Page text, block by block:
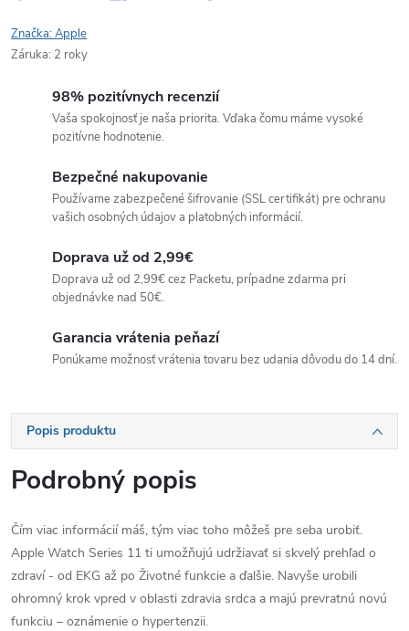
Značka:Apple
Záruka: 2 roky
98% pozitívnych recenzií
Vaša spokojnosť je naša priorita. Vďaka čomu máme vysoké
pozitívne hodnotenie.
Bezpečné nakupovanie
Používame zabezpečené šifrovanie (SSL certifikát) pre ochranu
vašich osobných údajov a platobných informácií.
Doprava už od 2,99€
Doprava už od 2,99€ cez Packetu, prípadne zdarma pri
objednávke nad 50€.
Garancia vrátenia peňazí
Ponúkame možnosť vrátenia tovaru bez udania dôvodu do 14 dní.
Popis produktu
Podrobný popis
Čím viac informácií máš, tým viac toho môžeš pre seba urobiť.
Apple Watch Series 11 ti umožňujú udržiavať si skvelý prehľad o
zdraví - od EKG až po Životné funkcie a ďalšie. Navyše urobili
ohromný krok vpred v oblasti zdravia srdca a majú prevratnú novú
funkciu – oznámenie o hypertenzii.